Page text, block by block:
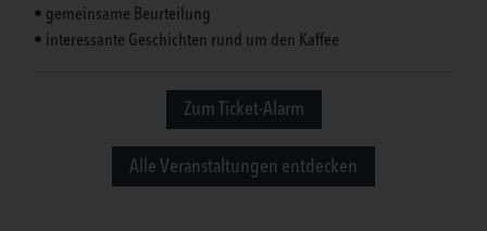
• gemeinsame Beurteilung
• interessante Geschichten rund um den Kaffee
Zum Ticket-Alarm
Alle Veranstaltungen entdecken